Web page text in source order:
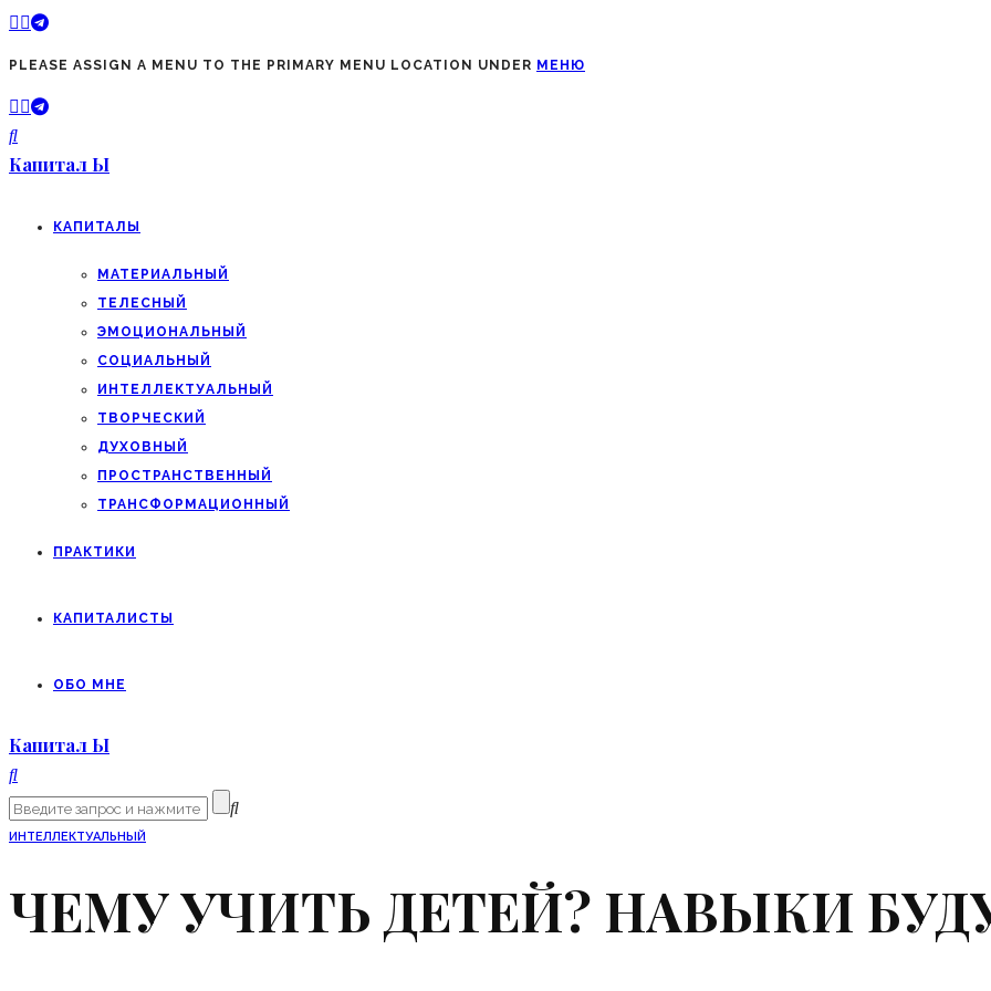
PLEASE ASSIGN A MENU TO THE PRIMARY MENU LOCATION UNDER МЕНЮ
Капитал Ы
КАПИТАЛЫ
МАТЕРИАЛЬНЫЙ
ТЕЛЕСНЫЙ
ЭМОЦИОНАЛЬНЫЙ
СОЦИАЛЬНЫЙ
ИНТЕЛЛЕКТУАЛЬНЫЙ
ТВОРЧЕСКИЙ
ДУХОВНЫЙ
ПРОСТРАНСТВЕННЫЙ
ТРАНСФОРМАЦИОННЫЙ
ПРАКТИКИ
КАПИТАЛИСТЫ
ОБО МНЕ
Капитал Ы
ИНТЕЛЛЕКТУАЛЬНЫЙ
ЧЕМУ УЧИТЬ ДЕТЕЙ? НАВЫКИ